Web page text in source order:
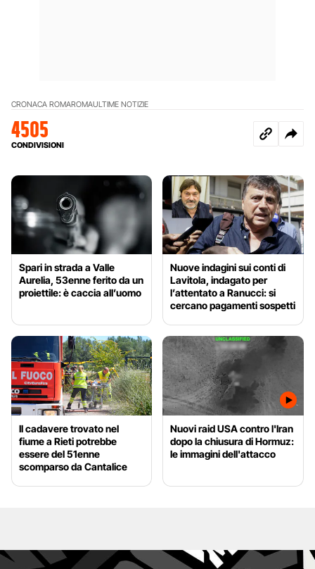
CRONACA ROMAROMAULTIME NOTIZIE
4505
CONDIVISIONI
Spari in strada a Valle
Aurelia, 53enne ferito da un
proiettile: è caccia all’uomo
Nuove indagini sui conti di
Lavitola, indagato per
l’attentato a Ranucci: si
cercano pagamenti sospetti
Il cadavere trovato nel
fiume a Rieti potrebbe
essere del 51enne
scomparso da Cantalice
Nuovi raid USA contro l'Iran
dopo la chiusura di Hormuz:
le immagini dell'attacco